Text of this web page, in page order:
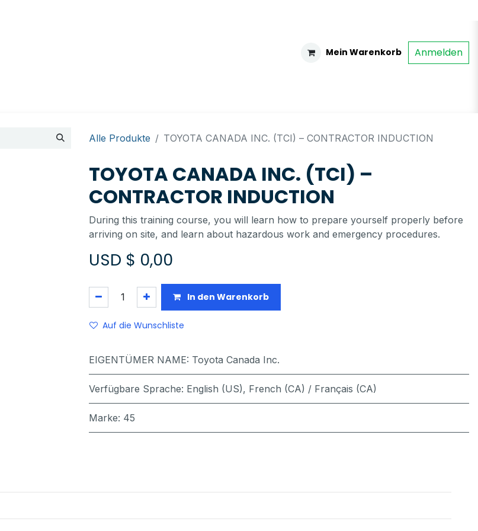
Mein Warenkorb Anmelden
Alle Produkte TOYOTA CANADA INC. (TCI) – CONTRACTOR INDUCTION
TOYOTA CANADA INC. (TCI) –
CONTRACTOR INDUCTION
During this training course, you will learn how to prepare yourself properly before
arriving on site, and learn about hazardous work and emergency procedures.
USD $ 0,00
In den Warenkorb
Auf die Wunschliste
EIGENTÜMER NAME: Toyota Canada Inc.
Verfügbare Sprache: English (US), French (CA) / Français (CA)
Marke: 45